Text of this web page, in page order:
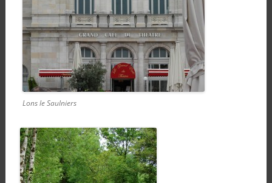
Lons le Saulniers